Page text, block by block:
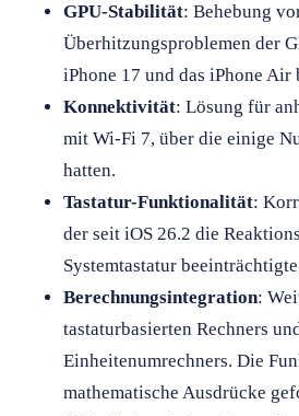
GPU-Stabilität: Behebung
Überhitzungsproblemen der
iPhone 17 und das iPhone Air
Konnektivität: Lösung für
mit Wi-Fi 7, über die einige
hatten.
Tastatur-Funktionalität:
der seit iOS 26.2 die
Systemtastatur
Berechnungsintegration:
tastaturbasierten Rechners
Einheitenumrechners. Die
mathematische Ausdrücke